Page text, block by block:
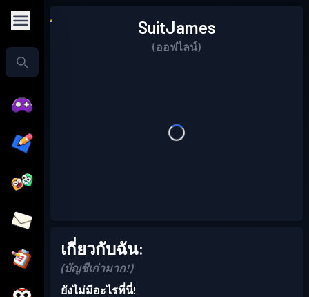
SuitJames
(ออฟไลน์)
เกี่ยวกับฉัน:
(บัญชีเก่ามาก!)
ยังไม่มีอะไรที่นี่!